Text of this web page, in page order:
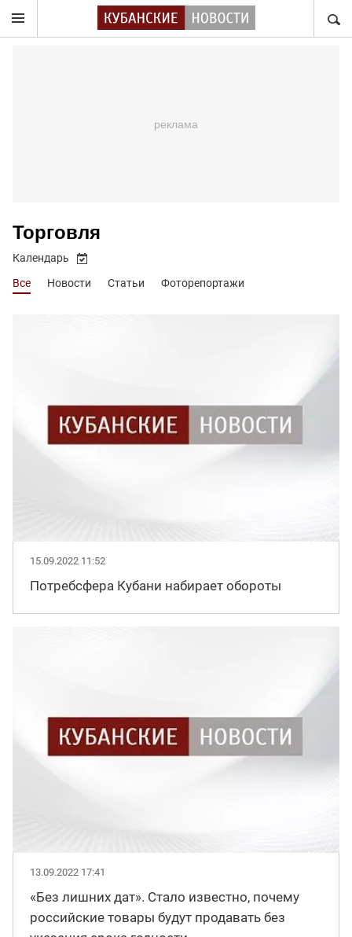
Торговля
Все Новости Статьи Фоторепортажи
Календарь
15.09.2022 11:52
Потребсфера Кубани набирает обороты
13.09.2022 17:41
«Без лишних дат». Стало известно, почему
российские товары будут продавать без